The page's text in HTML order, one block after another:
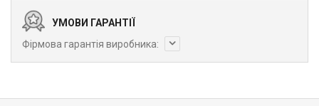
УМОВИ ГАРАНТІЇ
Фірмова гарантія виробника: